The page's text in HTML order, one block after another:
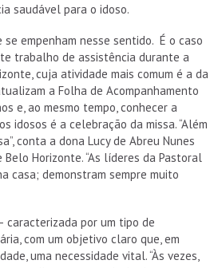
saudável para o idoso.
empenham nesse sentido. É o caso
trabalho de assistência durante a
cuja atividade mais comum é a da
a Folha de Acompanhamento
e, ao mesmo tempo, conhecer a
idosos é a celebração da missa. “Além
conta a dona Lucy de Abreu Nunes
Horizonte. “As líderes da Pastoral
casa; demonstram sempre muito
caracterizada por um tipo de
com um objetivo claro que, em
uma necessidade vital. “Às vezes,